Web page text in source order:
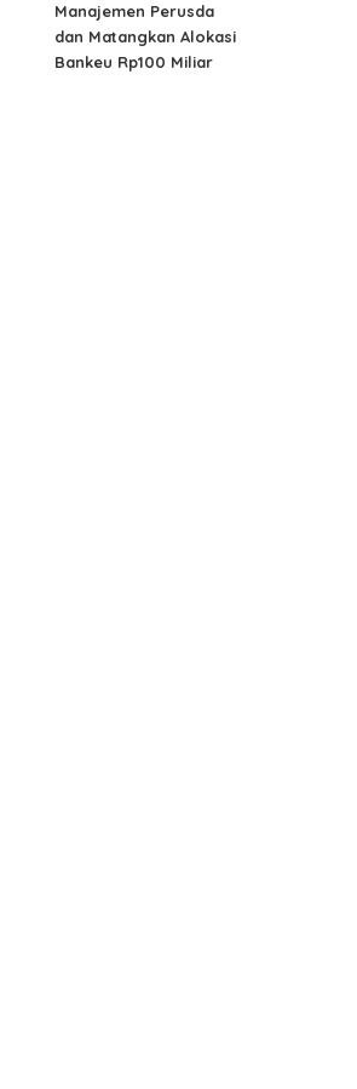
Manajemen Perusda
dan Matangkan Alokasi
Bankeu Rp100 Miliar